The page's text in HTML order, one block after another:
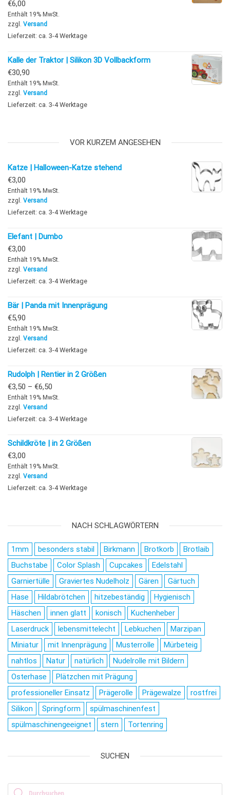
€6,00
Enthält 19% MwSt.
zzgl. Versand
Lieferzeit: ca. 3-4 Werktage
Kalle der Traktor | Silikon 3D Vollbackform
€30,90
Enthält 19% MwSt.
zzgl. Versand
Lieferzeit: ca. 3-4 Werktage
VOR KURZEM ANGESEHEN
Katze | Halloween-Katze stehend
€3,00
Enthält 19% MwSt.
zzgl. Versand
Lieferzeit: ca. 3-4 Werktage
Elefant | Dumbo
€3,00
Enthält 19% MwSt.
zzgl. Versand
Lieferzeit: ca. 3-4 Werktage
Bär | Panda mit Innenprägung
€5,90
Enthält 19% MwSt.
zzgl. Versand
Lieferzeit: ca. 3-4 Werktage
Rudolph | Rentier in 2 Größen
€3,50 – €6,50
Enthält 19% MwSt.
zzgl. Versand
Lieferzeit: ca. 3-4 Werktage
Schildkröte | in 2 Größen
€3,00
Enthält 19% MwSt.
zzgl. Versand
Lieferzeit: ca. 3-4 Werktage
NACH SCHLAGWÖRTERN
1mm besonders stabil Birkmann Brotkorb
Brotlaib
Buchstabe
Color Splash Cupcakes
Edelstahl
Garniertülle
Graviertes Nudelholz Gären
Gärtuch
Hase
Hildabrötchen hitzebeständig
Hygienisch
Häschen
innen glatt konisch
Kuchenheber
Laserdruck
lebensmittelecht Lebkuchen
Marzipan
Miniatur
mit Innenprägung Musterrolle
Mürbeteig
nahtlos
Natur natürlich
Nudelrolle mit Bildern
Osterhase
Plätzchen mit Prägung
professioneller Einsatz
Prägerolle Prägewalze
rostfrei
Silikon
Springform
spülmaschinenfest
spülmaschinengeeignet
stern Tortenring
SUCHEN
Products search